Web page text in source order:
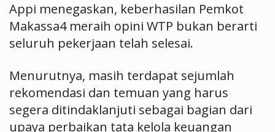
Appi menegaskan, keberhasilan Pemkot
Makassa4 meraih opini WTP bukan berarti
seluruh pekerjaan telah selesai.
Menurutnya, masih terdapat sejumlah
rekomendasi dan temuan yang harus
segera ditindaklanjuti sebagai bagian dari
upaya perbaikan tata kelola keuangan